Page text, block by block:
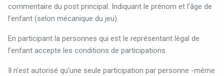
commentaire du post principal. Indiquant le prénom et l’âge de
l’enfant (selon mécanique du jeu).
En participant la personnes qui est le représentant légal de
l’enfant accepte les conditions de participations.
Il n’est autorisé qu’une seule participation par personne -même